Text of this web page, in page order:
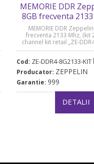
MEMORIE DDR
8GB frecventa
DDR4-
MEMORIE DDR
frecventa 2133 Mhz, (kit
channel kit retail „ZE-
Cod: ZE-DDR4-8G2133-KIT
Producator: ZEPPELIN
Garantie: 999
DETALII